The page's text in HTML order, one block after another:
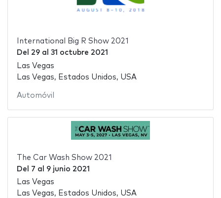
International Big R Show 2021
Del 29al 31 octubre 2021
Las Vegas
Las Vegas, Estados Unidos, USA
Automóvil
The Car Wash Show 2021
Del 7 al 9 junio 2021
Las Vegas
Las Vegas, Estados Unidos, USA